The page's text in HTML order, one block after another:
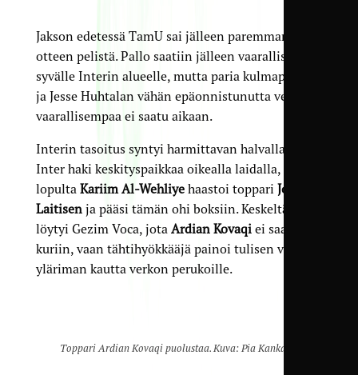
Jakson edetessä TamU sai jälleen paremman
otteen pelistä. Pallo saatiin jälleen vaarallisesti
syvälle Interin alueelle, mutta paria kulma­potkua
ja Jesse Huhtalan vähän epäonnistunutta vetoa
vaarallisempaa ei saatu aikaan.
Interin tasoitus syntyi harmittavan halvalla, kun
Inter haki keskitys­paikkaa oikealla laidalla, ja
lopulta Kariim Al-Wehliyehaastoi toppari Joel
Laitisen ja pääsi tämän ohi boksiin. Keskeltä
löytyi Gezim Voca, jota Ardian Kovaqiei saanut
kuriin, vaan tähti­hyökkääjä painoi tulisen vedon
yläriman kautta verkon perukoille.
Toppari Ardian Kovaqi puolustaa. Kuva: Pia Kankare.